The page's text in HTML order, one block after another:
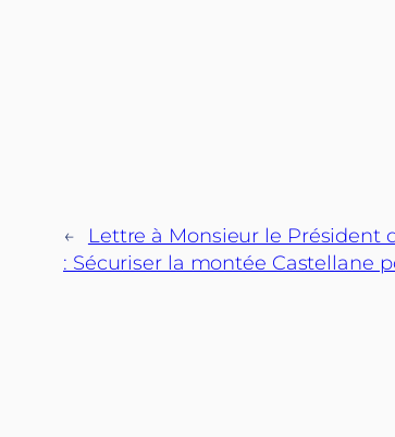
←
Lettre à Monsieur le Président
: Sécuriser la montée Castellane